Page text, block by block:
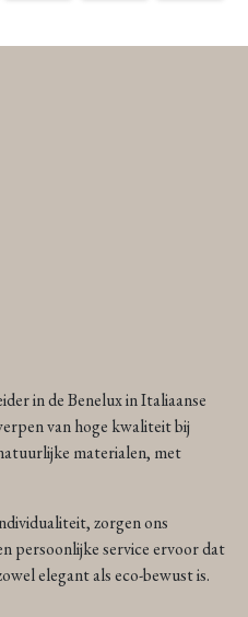
in de Benelux in Italiaanse
van hoge kwaliteit bij
materialen, met
zorgen ons
persoonlijke service ervoor dat
elegant als eco-bewust is.